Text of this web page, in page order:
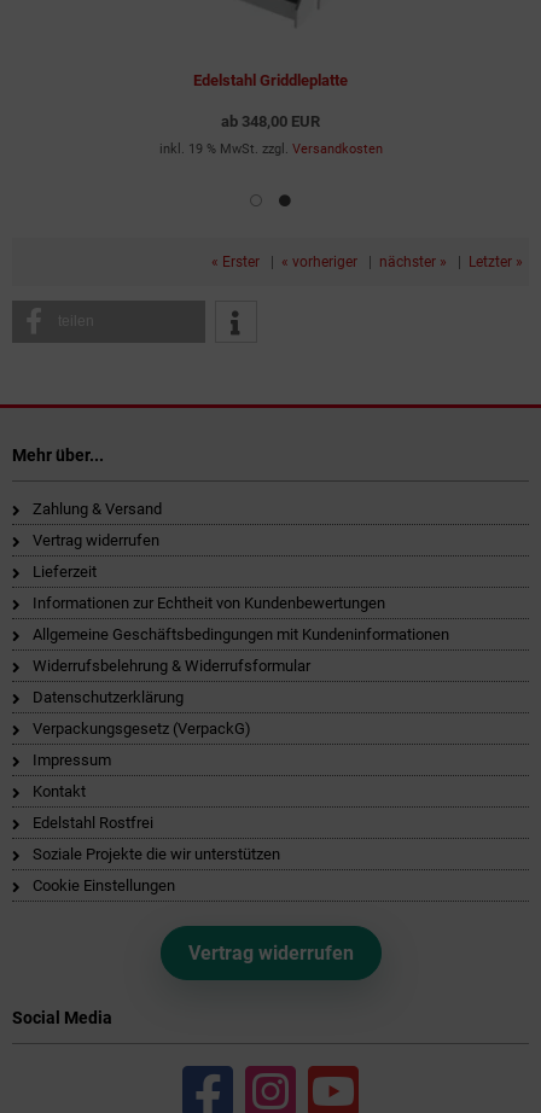
Edelstahl Griddleplatte
ab 348,00 EUR
inkl. 19 % MwSt. zzgl. Versandkosten
« Erster | « vorheriger | nächster » | Letzter »
teilen
Mehr über...
Zahlung & Versand
Vertrag widerrufen
Lieferzeit
Informationen zur Echtheit von Kundenbewertungen
Allgemeine Geschäftsbedingungen mit Kundeninformationen
Widerrufsbelehrung & Widerrufsformular
Datenschutzerklärung
Verpackungsgesetz (VerpackG)
Impressum
Kontakt
Edelstahl Rostfrei
Soziale Projekte die wir unterstützen
Cookie Einstellungen
Vertrag widerrufen
Social Media